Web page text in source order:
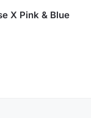
X Pink & Blue